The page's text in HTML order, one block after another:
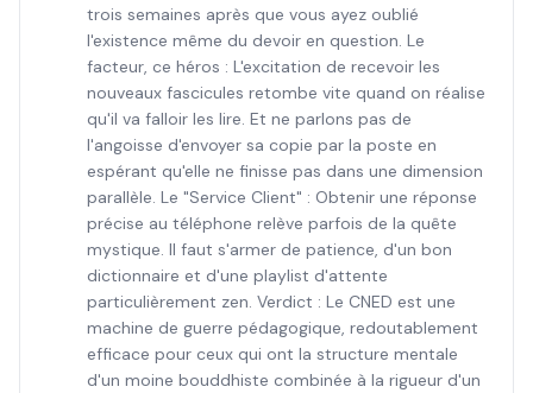
trois semaines après que vous ayez oublié
l'existence même du devoir en question. Le
facteur, ce héros : L'excitation de recevoir les
nouveaux fascicules retombe vite quand on réalise
qu'il va falloir les lire. Et ne parlons pas de
l'angoisse d'envoyer sa copie par la poste en
espérant qu'elle ne finisse pas dans une dimension
parallèle. Le "Service Client" : Obtenir une réponse
précise au téléphone relève parfois de la quête
mystique. Il faut s'armer de patience, d'un bon
dictionnaire et d'une playlist d'attente
particulièrement zen. Verdict : Le CNED est une
machine de guerre pédagogique, redoutablement
efficace pour ceux qui ont la structure mentale
d'un moine bouddhiste combinée à la rigueur d'un